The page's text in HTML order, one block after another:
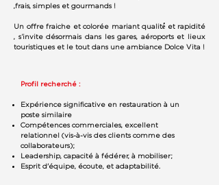
,frais, simples et gourmands !
Un offre fraiche et colorée mariant qualité́ et rapidité
, s’invite désormais dans les gares, aéroports et lieux
touristiques et le tout dans une ambiance Dolce Vita !
Profil recherché :
Expérience significative en restauration à un
poste similaire
Compétences commerciales, excellent
relationnel (vis-à-vis des clients comme des
collaborateurs);
Leadership, capacité à fédérer, à mobiliser;
Esprit d'équipe, écoute, et adaptabilité.